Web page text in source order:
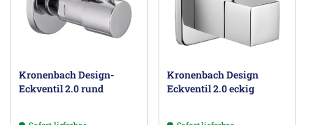
Kronenbach Design-
Eckventil 2.0 rund
Kronenbach Design
Eckventil 2.0 eckig